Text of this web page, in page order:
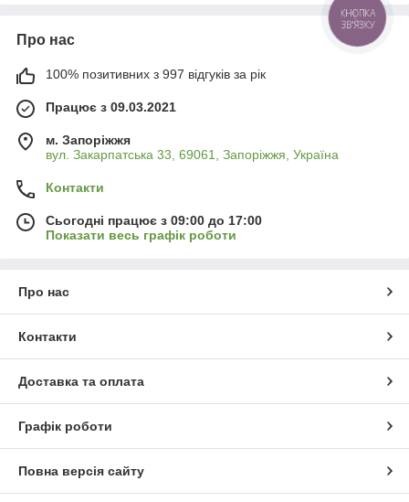
Про нас
100% позитивних з 997 відгуків за рік
Працює з 09.03.2021
м. Запоріжжя
вул. Закарпатська 33, 69061, Запоріжжя, Україна
Контакти
Сьогодні працює з 09:00 до 17:00
Показати весь графік роботи
Про нас
Контакти
Доставка та оплата
Графік роботи
Повна версія сайту